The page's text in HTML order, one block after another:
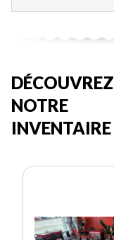
DÉCOUVREZ
NOTRE
INVENTAIRE